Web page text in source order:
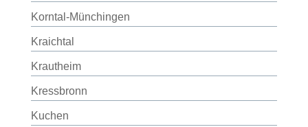
Korntal-Münchingen
Kraichtal
Krautheim
Kressbronn
Kuchen